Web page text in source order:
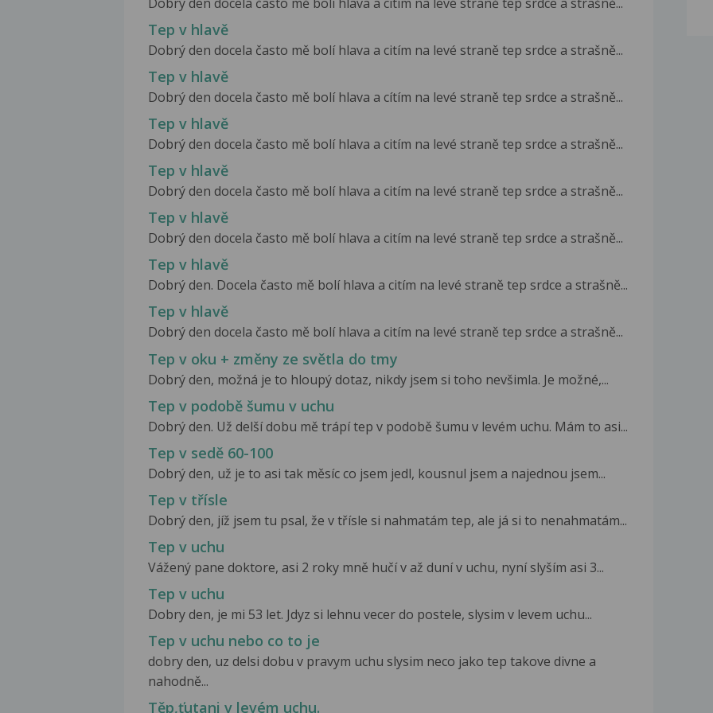
Tep v hlavě
Dobrý den docela často mě bolí hlava a citím na levé straně tep srdce a strašně...
Tep v hlavě
Dobrý den docela často mě bolí hlava a cítím na levé straně tep srdce a strašně...
Tep v hlavě
Dobrý den docela často mě bolí hlava a citím na levé straně tep srdce a strašně...
Tep v hlavě
Dobrý den docela často mě bolí hlava a citím na levé straně tep srdce a strašně...
Tep v hlavě
Dobrý den docela často mě bolí hlava a citím na levé straně tep srdce a strašně...
Tep v hlavě
Dobrý den. Docela často mě bolí hlava a citím na levé straně tep srdce a strašně...
Tep v hlavě
Dobrý den docela často mě bolí hlava a citím na levé straně tep srdce a strašně...
Tep v oku + změny ze světla do tmy
Dobrý den, možná je to hloupý dotaz, nikdy jsem si toho nevšimla. Je možné,...
Tep v podobě šumu v uchu
Dobrý den. Už delší dobu mě trápí tep v podobě šumu v levém uchu. Mám to asi...
Tep v sedě 60-100
Dobrý den, už je to asi tak měsíc co jsem jedl, kousnul jsem a najednou jsem...
Tep v třísle
Dobrý den, jíž jsem tu psal, že v třísle si nahmatám tep, ale já si to nenahmatám...
Tep v uchu
Vážený pane doktore, asi 2 roky mně hučí v až duní v uchu, nyní slyším asi 3...
Tep v uchu
Dobry den, je mi 53 let. Jdyz si lehnu vecer do postele, slysim v levem uchu...
Tep v uchu nebo co to je
dobry den, uz delsi dobu v pravym uchu slysim neco jako tep takove divne a
nahodně...
Těp,ťutani v levém uchu.